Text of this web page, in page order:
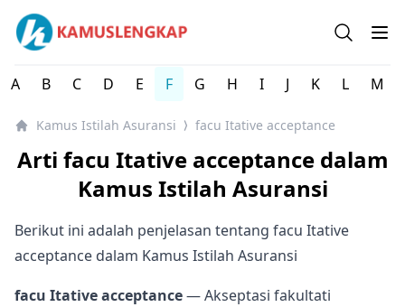
Kamus Istilah Asuransi Indonesia Lengkap
Open
A B C D E F G H I J K L M
Kamus Istilah Asuransi ⟩ facu Itative acceptance
Arti facu Itative acceptance dalam
Kamus Istilah Asuransi
Berikut ini adalah penjelasan tentang facu Itative
acceptance dalam Kamus Istilah Asuransi
facu Itative acceptance— Akseptasi fakultati